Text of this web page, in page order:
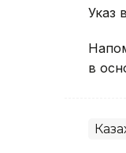
Указ
в